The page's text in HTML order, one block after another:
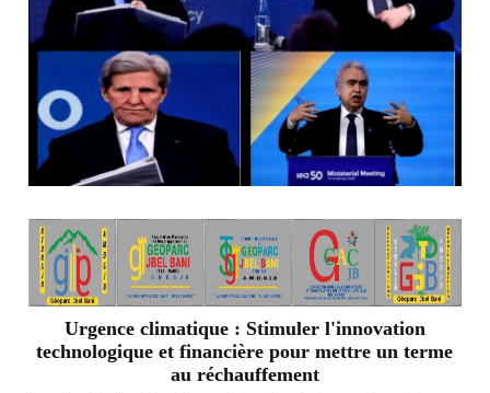
Urgence climatique : Stimuler l'innovation
technologique et financière pour mettre un terme
au réchauffement